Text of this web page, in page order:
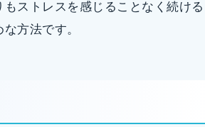
ストレスを感じることなく続ける
方法です。